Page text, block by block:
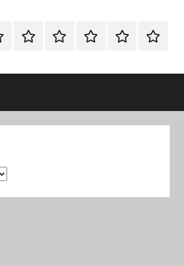
Blog
Foro
Publicaciones
Sobre
Español